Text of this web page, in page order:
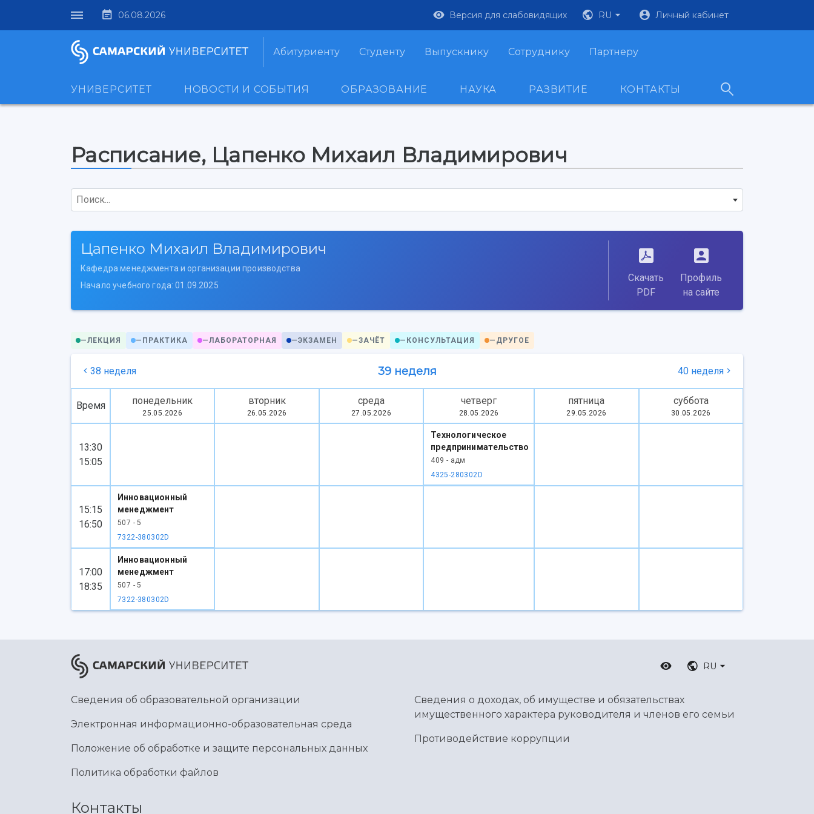
06.08.2026 Версия для слабовидящих RU Личный кабинет
Абитуриенту Студенту Выпускнику Сотруднику Партнеру
УНИВЕРСИТЕТ НОВОСТИ И СОБЫТИЯ ОБРАЗОВАНИЕ НАУКА РАЗВИТИЕ КОНТАКТЫ
Расписание, Цапенко Михаил Владимирович
Поиск...
Цапенко Михаил Владимирович
Кафедра менеджмента и организации производства
Начало учебного года: 01.09.2025
Скачать
PDF
Профиль
на сайте
—ЛЕКЦИЯ — ПРАКТИКА —ЛАБОРАТОРНАЯ —ЭКЗАМЕН —ЗАЧЁТ — КОНСУЛЬТАЦИЯ — ДРУГОЕ
38 неделя 39 неделя 40 неделя
Время понедельник
25.05.2026
вторник
26.05.2026
среда
27.05.2026
четверг
28.05.2026
пятница
29.05.2026
суббота
30.05.2026
13:30
15:05
Технологическое
предпринимательство
409 - адм
4325-280302D
15:15
16:50
Инновационный
менеджмент
507 - 5
7322-380302D
17:00
18:35
Инновационный
менеджмент
507 - 5
7322-380302D
RU
Сведения об образовательной организации
Электронная информационно-образовательная среда
Положение об обработке и защите персональных данных
Политика обработки файлов
Сведения о доходах, об имуществе и обязательствах
имущественного характера руководителя и членов его семьи
Противодействие коррупции
Контакты